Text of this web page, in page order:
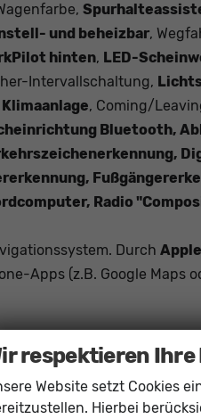
und beheizbar,
hinten, LED-
Intervallschaltung,
Klimaanlage, Coming/
Bluetooth,
Radio
Durch
Apps (z.B. Google Maps
respektieren
Website setzt Cookies
Hierbei